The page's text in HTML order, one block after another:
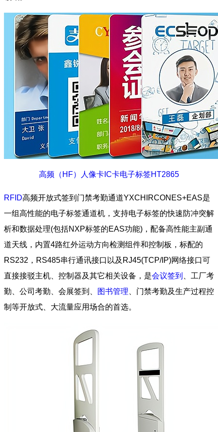
高频（HF）人像卡IC卡电子标签HT2865
RFID高频开放式签到门禁考勤通道YXCHIRCONES+EAS是
一组高性能的电子标签通道机，支持电子标签的快速防冲突解
析和数据处理(包括NXP标签的EAS功能)，配备高性能主副通
道天线，内置4路红外运动方向检测组件和控制板，标配的
RS232，RS485串行通讯接口以及RJ45(TCP/IP)网络接口可
直接接驳主机、控制器及其它相关设备，是会议签到
、工厂考
勤、公司考勤、会展签到、
图书管理 、门禁考勤及生产过程控
制等开放式、大流量应用场合的首选。